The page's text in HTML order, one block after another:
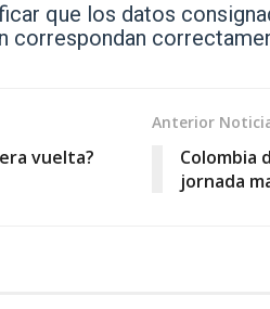
que los datos
correspondan
vuelta?
Anterior
Colombia
jornada